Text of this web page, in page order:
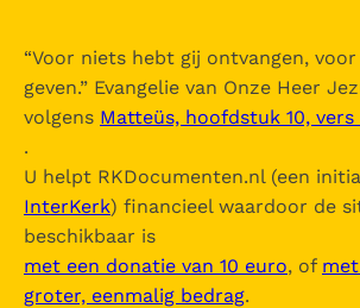
“Voor niets hebt gij ontvangen,
geven.” Evangelie van Onze Heer
volgens Matteüs, hoofdstuk 10, vers
.
U helpt RKDocumenten.nl (een
InterKerk) financieel waardoor de
beschikbaar is
met een donatie van 10 euro, of
groter, eenmalig bedrag.